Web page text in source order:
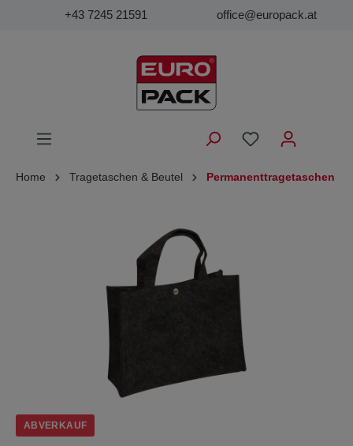
+43 7245 21591 office@europack.at
Home Tragetaschen & Beutel Permanenttragetaschen
ABVERKAUF